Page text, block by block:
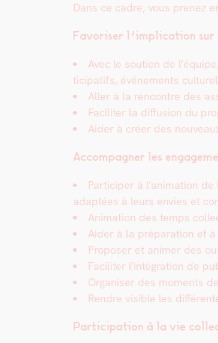
Dans ce cadre, vous prenez
Favoris­er l’implication
Avec le sou­tien de
tic­i­pat­ifs, événe­ments
Aller à la ren­con­tre des
Faciliter la dif­fu­sion du
Aider à créer des
Accom­pa­g­n­er les
Par­ticiper à l’animation
adap­tées à leurs envies et
Ani­ma­tion des temps
Aider à la pré­pa­ra­tion et
Pro­pos­er et ani­mer des
Faciliter l’intégration de
Organ­is­er des moments
Ren­dre vis­i­ble les
Par­tic­i­pa­tion à la vie